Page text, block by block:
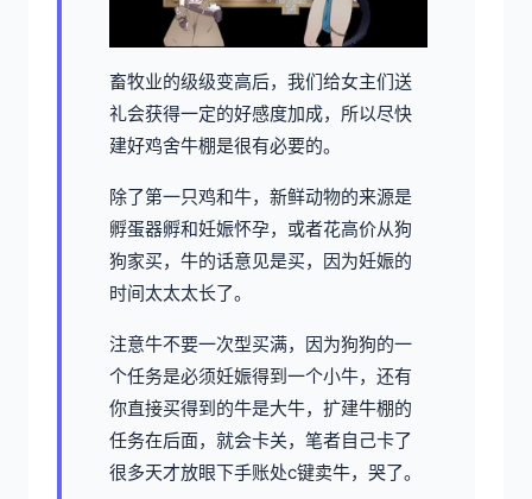
畜牧业的级级变高后，我们给女主们送
礼会获得一定的好感度加成，所以尽快
建好鸡舍牛棚是很有必要的。
除了第一只鸡和牛，新鲜动物的来源是
孵蛋器孵和妊娠怀孕，或者花高价从狗
狗家买，牛的话意见是买，因为妊娠的
时间太太太长了。
注意牛不要一次型买满，因为狗狗的一
个任务是必须妊娠得到一个小牛，还有
你直接买得到的牛是大牛，扩建牛棚的
任务在后面，就会卡关，笔者自己卡了
很多天才放眼下手账处c键卖牛，哭了。